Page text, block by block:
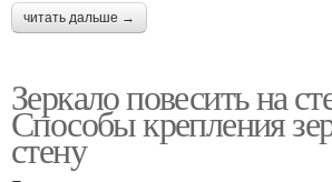
читать дальше →
Зеркало повесить на
Способы крепления
стену